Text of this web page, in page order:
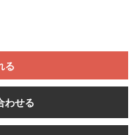
る
わせる